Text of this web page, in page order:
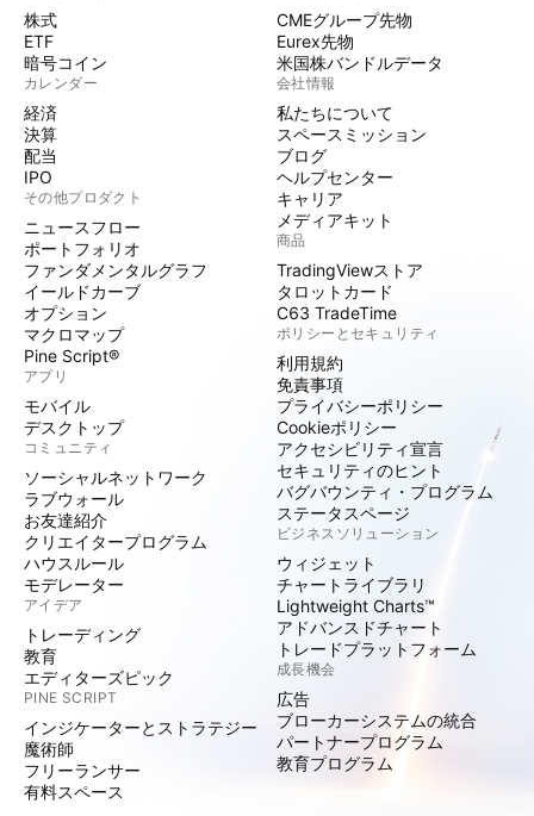
株式
ETF
暗号コイン
カレンダー
経済
決算
配当
IPO
その他プロダクト
ニュースフロー
ポートフォリオ
ファンダメンタルグラフ
イールドカーブ
オプション
マクロマップ
Pine Script®
アプリ
モバイル
デスクトップ
コミュニティ
ソーシャルネットワーク
ラブウォール
お友達紹介
クリエイタープログラム
ハウスルール
モデレーター
アイデア
トレーディング
教育
エディターズピック
PINE SCRIPT
インジケーターとストラテジー
魔術師
フリーランサー
有料スペース
CMEグループ先物
Eurex先物
米国株バンドルデータ
会社情報
私たちについて
スペースミッション
ブログ
ヘルプセンター
キャリア
メディアキット
商品
TradingViewストア
タロットカード
C63 TradeTime
ポリシーとセキュリティ
利用規約
免責事項
プライバシーポリシー
Cookieポリシー
アクセシビリティ宣言
セキュリティのヒント
バグバウンティ・プログラム
ステータスページ
ビジネスソリューション
ウィジェット
チャートライブラリ
Lightweight Charts™
アドバンスドチャート
トレードプラットフォーム
成長機会
広告
ブローカーシステムの統合
パートナープログラム
教育プログラム